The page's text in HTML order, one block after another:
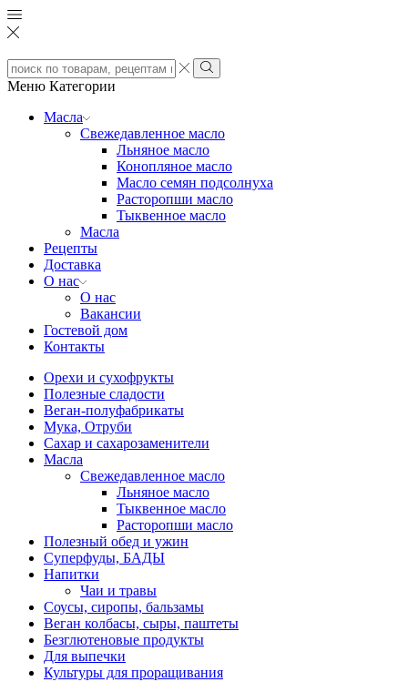
Search
input
Search
Меню Категории
Масла
Свежедавленное масло
Льняное масло
Конопляное масло
Масло семян подсолнуха
Расторопши масло
Тыквенное масло
Масла
Рецепты
Доставка
О нас
О нас
Вакансии
Гостевой дом
Контакты
Орехи и сухофрукты
Полезные сладости
Веган-полуфабрикаты
Мука, Отруби
Сахар и сахарозаменители
Масла
Свежедавленное масло
Льняное масло
Тыквенное масло
Расторопши масло
Полезный обед и ужин
Суперфуды, БАДЫ
Напитки
Чаи и травы
Соусы, сиропы, бальзамы
Веган колбасы, сыры, паштеты
Безглютеновые продукты
Для выпечки
Культуры для проращивания